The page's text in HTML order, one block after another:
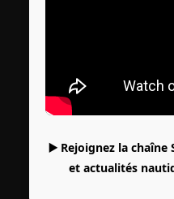
▶️ Rejoignez la chaîne
et actualités